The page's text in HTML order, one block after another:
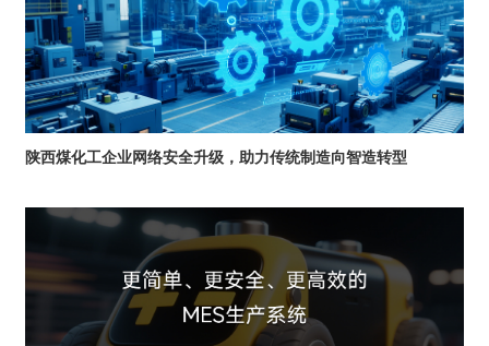
陕西煤化工企业网络安全升级，助力传统制造向智造转型